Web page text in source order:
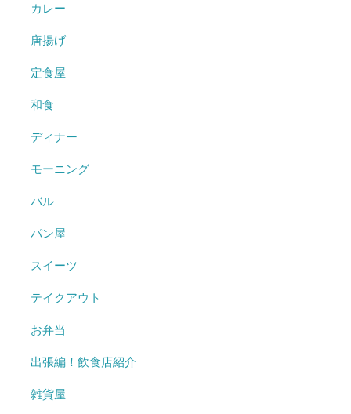
カレー
唐揚げ
定食屋
和食
ディナー
モーニング
バル
パン屋
スイーツ
テイクアウト
お弁当
出張編！飲食店紹介
雑貨屋